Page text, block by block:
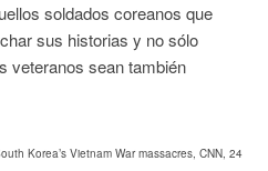
soldados coreanos que
sus historias y no sólo
veteranos sean también
Korea’s Vietnam War massacres, CNN, 24